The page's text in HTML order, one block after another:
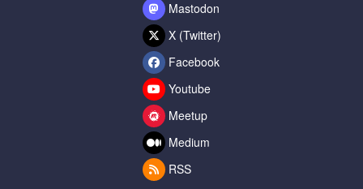
Mastodon
X (Twitter)
Facebook
Youtube
Meetup
Medium
RSS